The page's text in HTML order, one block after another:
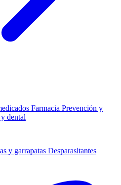
Farmacia Prevención y
dental
y garrapatas Desparasitantes